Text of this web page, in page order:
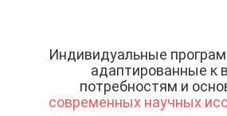
Индивидуальные
адаптированные к
потребностям и
современных научных